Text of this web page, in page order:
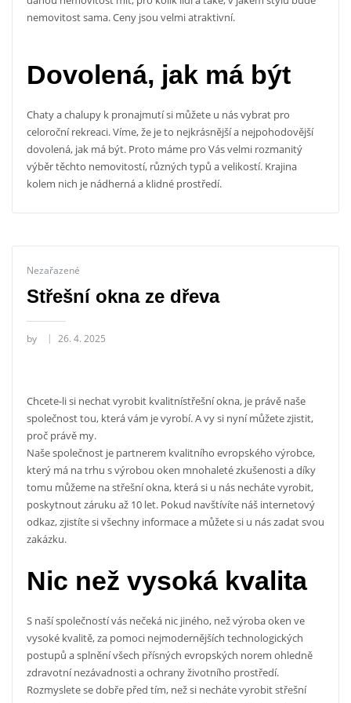
nemovitost sama. Ceny jsou velmi atraktivní.
Dovolená, jak má být
Chaty a chalupy k pronajmutí si můžete u nás vybrat pro
celoroční rekreaci. Víme, že je to nejkrásnější a nejpohodovější
dovolená, jak má být. Proto máme pro Vás velmi rozmanitý
výběr těchto nemovitostí, různých typů a velikostí. Krajina
kolem nich je nádherná a klidné prostředí.
Nezařazené
Střešní okna ze dřeva
by 26. 4. 2025
Chcete-li si nechat vyrobit kvalitnístřešní okna, je právě naše
společnost tou, která vám je vyrobí. A vy si nyní můžete zjistit,
proč právě my.
Naše společnost je partnerem kvalitního evropského výrobce,
který má na trhu s výrobou oken mnohaleté zkušenosti a díky
tomu můžeme na střešní okna, která si u nás necháte vyrobit,
poskytnout záruku až 10 let. Pokud navštívíte náš internetový
odkaz, zjistíte si všechny informace a můžete si u nás zadat svou
zakázku.
Nic než vysoká kvalita
S naší společností vás nečeká nic jiného, než výroba oken ve
vysoké kvalitě, za pomoci nejmodernějších technologických
postupů a splnění všech přísných evropských norem ohledně
zdravotní nezávadnosti a ochrany životního prostředí.
Rozmyslete se dobře před tím, než si necháte vyrobitstřešní